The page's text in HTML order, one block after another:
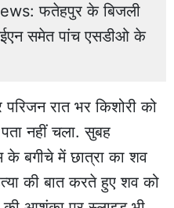
फतेहपुर के बिजली
समेत पांच एसडीओ के
रात भर किशोरी को
नहीं चला. सुबह
के बगीचे में छात्रा का शव
की बात करते हुए शव को